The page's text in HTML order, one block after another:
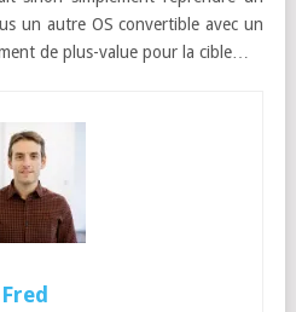
un autre OS convertible avec un
de plus-value pour la cible…
Fred